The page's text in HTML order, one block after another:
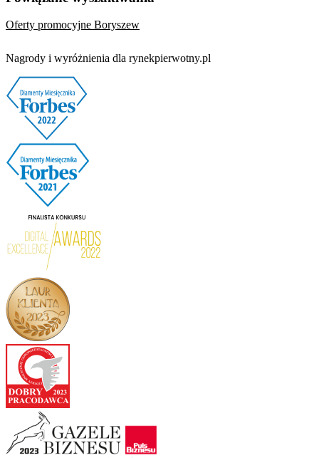
Oferty promocyjne Boryszew
Nagrody i wyróżnienia dla rynekpierwotny.pl